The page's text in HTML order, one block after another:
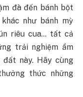
đà đến bánh bột
như bánh mỳ
riêu cua… tất cả
trải nghiệm ẩm
này. Hãy cùng
thức những